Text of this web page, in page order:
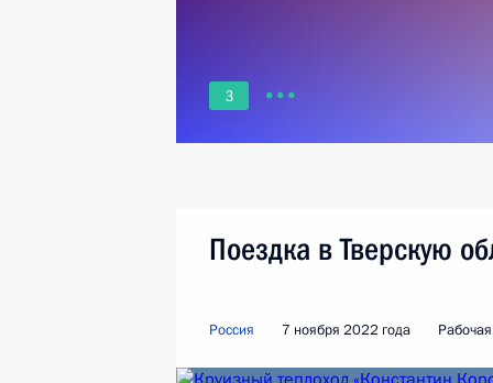
3
Поездка в Тверскую
Россия 7 ноября 2022 года